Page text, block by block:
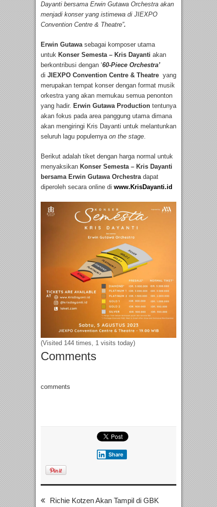
Dayanti bersama Erwin Gutawa Orchestra akan
menjadi konser yang istimewa di JIEXPO
Convention Centre & Theatre”.
Erwin Gutawasebagai komposer utama
untuk Konser Semesta – Kris Dayanti akan
berkontribusi dengan ‘60-Piece Orchestra’
di JIEXPO Convention Centre & Theatre yang
merupakan tempat konser dengan format musik
orkestra yang akan memukau semua penonton
yang hadir. Erwin Gutawa Production tentunya
akan fokus pada area panggung utama dimana
akan mengiringi Kris Dayanti untuk melantunkan
seluruh lagu populernya on the stage.
Berikut adalah tiket dengan harga normal untuk
menyaksikan Konser Semesta – Kris Dayanti
bersama Erwin Gutawa Orchestra dapat
diperoleh secara online di www.KrisDayanti.id
(Visited 144 times, 1 visits today)
Comments
comments
Share
Richie Kotzen Akan Tampil di GBK